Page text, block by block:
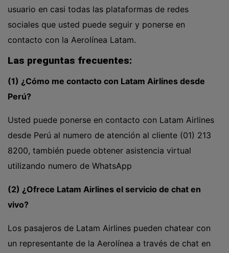
usuario en casi todas las plataformas de redes
sociales que usted puede seguir y ponerse en
contacto con la Aerolínea Latam.
Las preguntas frecuentes:
(1) ¿Cómo me contacto con Latam Airlines desde
Perú?
Usted puede ponerse en contacto con Latam Airlines
desde Perú al numero de atención al cliente (01) 213
8200, también puede obtener asistencia virtual
utilizando numero de WhatsApp
(2) ¿Ofrece Latam Airlines el servicio de chat en
vivo?
Los pasajeros de Latam Airlines pueden chatear con
un representante de la Aerolínea a través de chat en